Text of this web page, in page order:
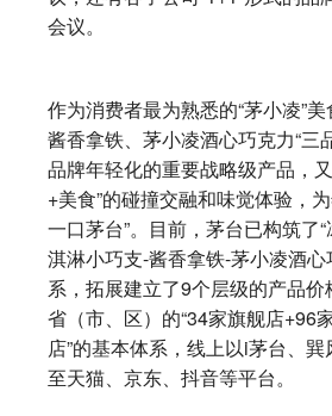
会议。
作为消费者最为熟悉的“茅小凌”美
酱香拿铁、茅小凌酒心巧克力“三
品牌年轻化的重要战略级产品，
+美食”的碰撞交融和味觉体验，
一口茅台”。目前，茅台已构筑了
淇淋小巧支-酱香拿铁-茅小凌酒心
系，拓展建立了9个层级的产品价
省（市、区）的“34家旗舰店+96
店”的基本体系，线上以i茅台、
至天猫、京东、抖音等平台。